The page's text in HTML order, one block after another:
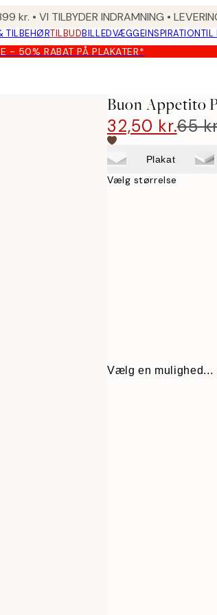
kr. • VI TILBYDER INDRAMNING •
TILBEHØRTILBUDBILLEDVÆGGEINSPIRATIONTIL
- 50% RABAT PÅ PLAKATER*
Buon Appetito
32,50 kr.65
Plakat
Vælg størrelse
Vælg en mulighed...